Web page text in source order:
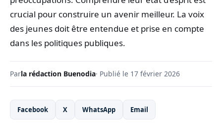
crucial pour construire un avenir meilleur. La voix
des jeunes doit être entendue et prise en compte
dans les politiques publiques.
Parla rédaction Buenodia· Publié le 17 février 2026
Facebook X WhatsApp Email